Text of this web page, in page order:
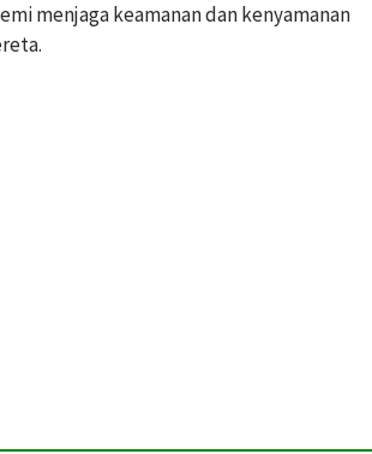
menjaga keamanan dan kenyamanan